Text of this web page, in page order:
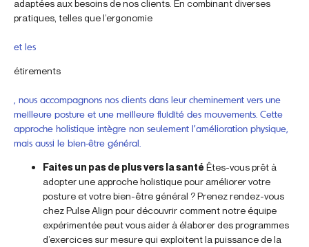
adaptées aux besoins de nos clients. En combinant diverses
pratiques, telles que l’ergonomie
et les
étirements
, nous accompagnons nos clients dans leur cheminement vers une
meilleure posture et une meilleure fluidité des mouvements. Cette
approche holistique intègre non seulement l’amélioration physique,
mais aussi le bien-être général.
Faites un pas de plus vers la santéÊtes-vous prêt à
adopter une approche holistique pour améliorer votre
posture et votre bien-être général ? Prenez rendez-vous
chez Pulse Align pour découvrir comment notre équipe
expérimentée peut vous aider à élaborer des programmes
d’exercices sur mesure qui exploitent la puissance de la